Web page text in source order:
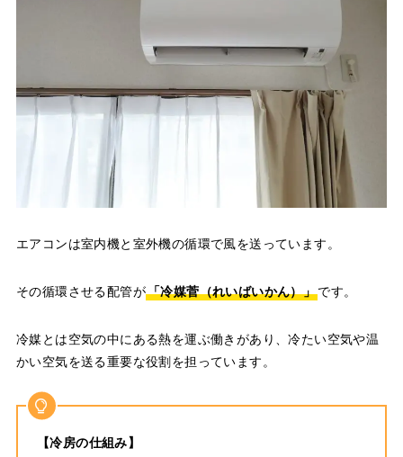
エアコンは室内機と室外機の循環で風を送っています。
その循環させる配管が「冷媒菅（れいばいかん）」です。
冷媒とは空気の中にある熱を運ぶ働きがあり、冷たい空気や温
かい空気を送る重要な役割を担っています。
【冷房の仕組み】